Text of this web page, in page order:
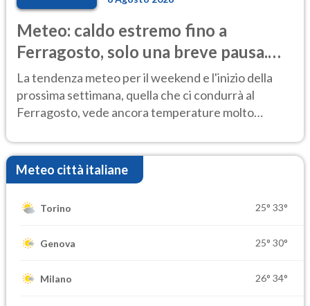
Meteo: caldo estremo fino a
Ferragosto, solo una breve pausa.
Ecco dove
La tendenza meteo per il weekend e l'inizio della
prossima settimana, quella che ci condurrà al
Ferragosto, vede ancora temperature molto
Meteo città italiane
Torino 25° 33°
Genova 25° 30°
Milano 26° 34°